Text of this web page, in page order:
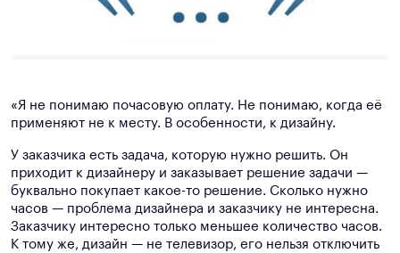
«Я не понимаю почасовую оплату. Не понимаю, когда её
применяют не к месту. В особенности, к дизайну.
У заказчика есть задача, которую нужно решить. Он
приходит к дизайнеру и заказывает решение задачи —
буквально покупает какое-то решение. Сколько нужно
часов — проблема дизайнера и заказчику не интересна.
Заказчику интересно только меньшее количество часов.
К тому же, дизайн — не телевизор, его нельзя отключить